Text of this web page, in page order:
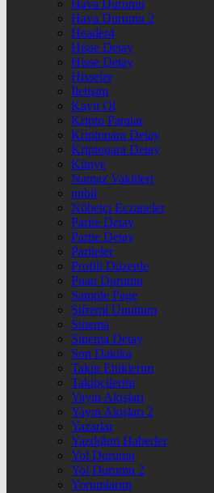
Hava Durumu
Hava Durumu 2
Header4
Hisse Detay
Hisse Detay
Hisseler
İletişim
Kayıt Ol
Kripto Paralar
Kriptopara Detay
Kriptopara Detay
Künye
Namaz Vakitleri
nnbil
Nöbetçi Eczaneler
Parite Detay
Parite Detay
Pariteler
Profili Düzenle
Puan Durumu
Sample Page
Şifremi Unuttum
Sinema
Sinema Detay
Son Dakika
Takip Ettiklerim
Takipçilerim
Yayın Akışları
Yayın Akışları 2
Yazarlar
Yazdığım Haberler
Yol Durumu
Yol Durumu 2
Yorumlarım